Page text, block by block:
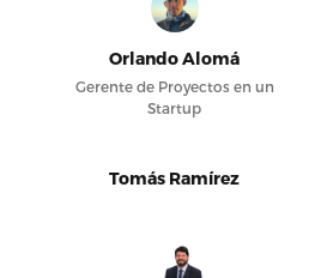
Orlando Alomá
Gerente de Proyectos en un
Startup
Tomás Ramírez